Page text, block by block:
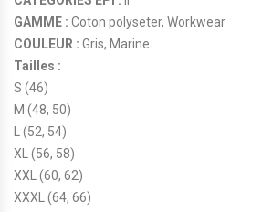
GAMME : Coton polyseter, Workwear
COULEUR : Gris, Marine
Tailles :
S (46)
M (48, 50)
L (52, 54)
XL (56, 58)
XXL (60, 62)
XXXL (64, 66)